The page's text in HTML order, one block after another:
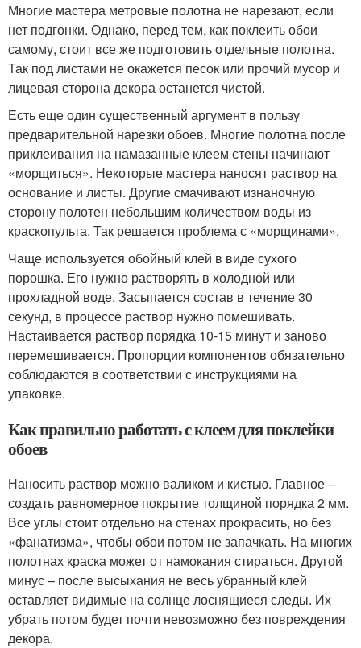
Многие мастера метровые полотна не нарезают, если
нет подгонки. Однако, перед тем, как поклеить обои
самому, стоит все же подготовить отдельные полотна.
Так под листами не окажется песок или прочий мусор и
лицевая сторона декора останется чистой.
Есть еще один существенный аргумент в пользу
предварительной нарезки обоев. Многие полотна после
приклеивания на намазанные клеем стены начинают
«морщиться». Некоторые мастера наносят раствор на
основание и листы. Другие смачивают изнаночную
сторону полотен небольшим количеством воды из
краскопульта. Так решается проблема с «морщинами».
Чаще используется обойный клей в виде сухого
порошка. Его нужно растворять в холодной или
прохладной воде. Засыпается состав в течение 30
секунд, в процессе раствор нужно помешивать.
Настаивается раствор порядка 10-15 минут и заново
перемешивается. Пропорции компонентов обязательно
соблюдаются в соответствии с инструкциями на
упаковке.
Как правильно работать с клеем для поклейки
обоев
Наносить раствор можно валиком и кистью. Главное –
создать равномерное покрытие толщиной порядка 2 мм.
Все углы стоит отдельно на стенах прокрасить, но без
«фанатизма», чтобы обои потом не запачкать. На многих
полотнах краска может от намокания стираться. Другой
минус – после высыхания не весь убранный клей
оставляет видимые на солнце лоснящиеся следы. Их
убрать потом будет почти невозможно без повреждения
декора.